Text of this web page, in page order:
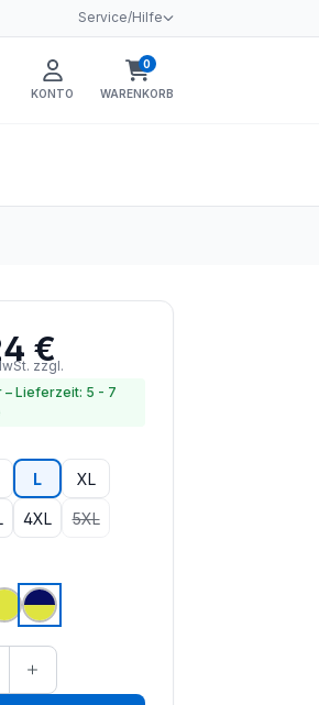
Service/Hilfe
KONTO
0
WARENKORB
Warenkorb enthält
€
zzgl.
– Lieferzeit: 5 - 7
L XL
4XL 5XL(Diese Option ist zurzeit nicht
orange | navy
hi vis saturn gelb
hi vis saturn gelb | navy